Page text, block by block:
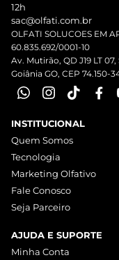
12h
sac@olfati.com.br
OLFATI SOLUCOES EM
60.835.692/0001-10
Av. Mutirão, QD J19 LT
Goiânia GO, CEP 74.150-
INSTITUCIONAL
Quem Somos
Tecnologia
Marketing Olfativo
Fale Conosco
Seja Parceiro
AJUDA E SUPORTE
Minha Conta